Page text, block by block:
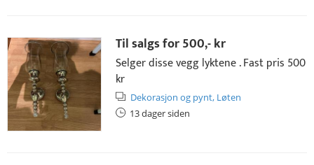
Til salgs for500,- kr
Selger disse vegg lyktene . Fast pris 500
kr
Dekorasjon og pynt, Løten
13 dager siden